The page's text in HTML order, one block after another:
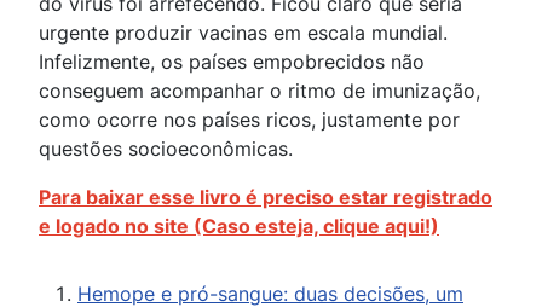
urgente produzir vacinas em escala mundial.
Infelizmente, os países empobrecidos não
conseguem acompanhar o ritmo de imunização,
como ocorre nos países ricos, justamente por
questões socioeconômicas.
Para baixar esse livro é preciso estar registrado
e logado no site (Caso esteja, clique aqui!)
Hemope e pró-sangue: duas decisões, um